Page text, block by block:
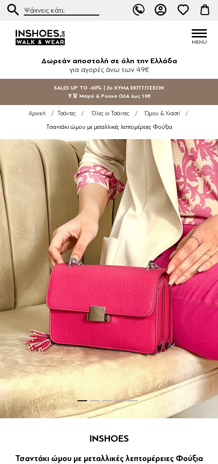
Δωρεάν αποστολή σε όλη την Ελλάδα
για αγορές άνω των 49€
SALES UP TO -60% | 2ο ΚΥΜΑ ΕΚΠΤΩΣΕΩΝ
👙👗 Μαγιό & Ρούχα ΟΛΑ έως 10€
Αρχική / Τσάντες / Όλες οι Τσάντες / Ώμου & Χιαστί /
Τσαντάκι ώμου με μεταλλικές λεπτομέρειες Φούξια
INSHOES
Τσαντάκι ώμου με μεταλλικές λεπτομέρειες Φούξια